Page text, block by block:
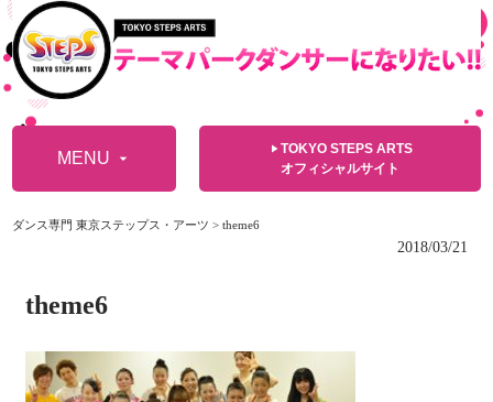
MENU arrow_drop_down
play_arrowTOKYO STEPS ARTS
オフィシャルサイト
ダンス専門 東京ステップス・アーツ >theme6
2018/03/21
theme6